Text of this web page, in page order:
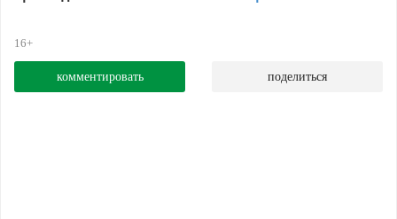
16+
комментировать поделиться